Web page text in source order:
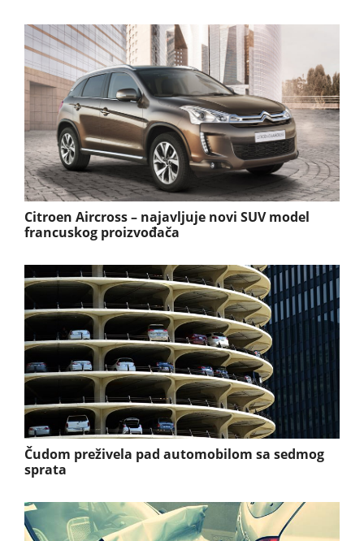
Citroen Aircross – najavljuje novi SUV model
francuskog proizvođača
Čudom preživela pad automobilom sa sedmog
sprata